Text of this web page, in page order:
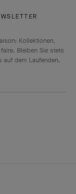
Kollektionen,
Bleiben Sie stets
auf dem Laufenden.